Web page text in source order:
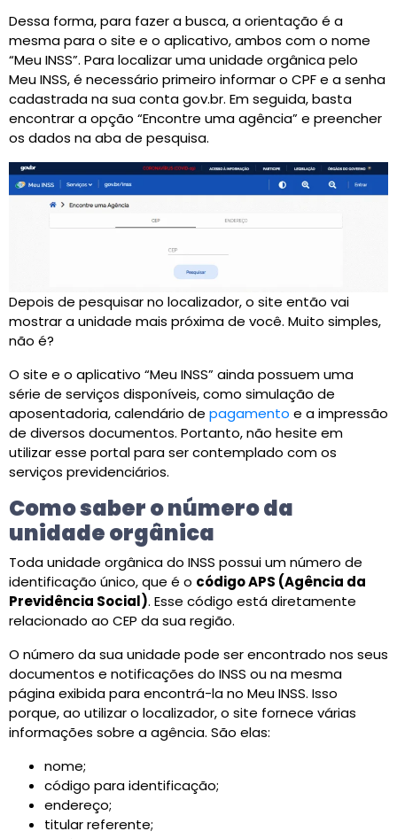
Dessa forma, para fazer a busca, a orientação é a
mesma para o site e o aplicativo, ambos com o nome
“Meu INSS”. Para localizar uma unidade orgânica pelo
Meu INSS, é necessário primeiro informar o CPF e a senha
cadastrada na sua conta gov.br. Em seguida, basta
encontrar a opção “Encontre uma agência” e preencher
os dados na aba de pesquisa.
Depois de pesquisar no localizador, o site então vai
mostrar a unidade mais próxima de você. Muito simples,
não é?
O site e o aplicativo “Meu INSS” ainda possuem uma
série de serviços disponíveis, como simulação de
aposentadoria, calendário de pagamento e a impressão
de diversos documentos. Portanto, não hesite em
utilizar esse portal para ser contemplado com os
serviços previdenciários.
Como saber o número da
unidade orgânica
Toda unidade orgânica do INSS possui um número de
identificação único, que é o código APS (Agência da
Previdência Social). Esse código está diretamente
relacionado ao CEP da sua região.
O número da sua unidade pode ser encontrado nos seus
documentos e notificações do INSS ou na mesma
página exibida para encontrá-la no Meu INSS. Isso
porque, ao utilizar o localizador, o site fornece várias
informações sobre a agência. São elas:
nome;
código para identificação;
endereço;
titular referente;